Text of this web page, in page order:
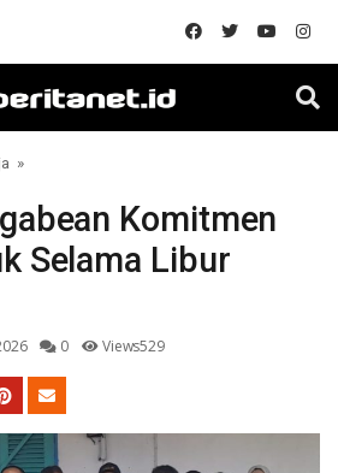
»
Komitmen
Selama Libur
0 Views529